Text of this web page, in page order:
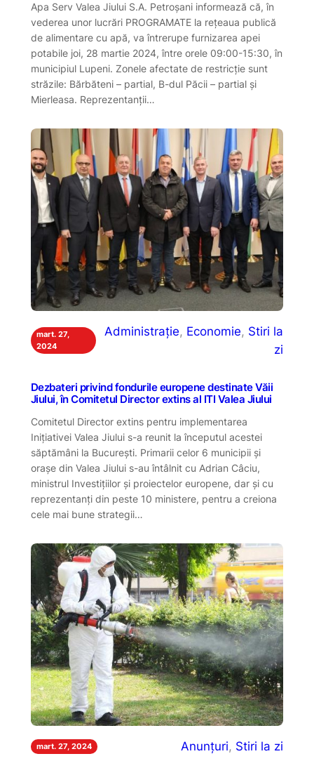
Apa Serv Valea Jiului S.A. Petroşani informează că, în
vederea unor lucrări PROGRAMATE la reţeaua publică
de alimentare cu apă, va întrerupe furnizarea apei
potabile joi, 28 martie 2024, între orele 09:00-15:30, în
municipiul Lupeni. Zonele afectate de restricție sunt
străzile: Bărbăteni – partial, B-dul Păcii – partial și
Mierleasa. Reprezentanții…
mart. 27,
2024
Administrație, Economie, Stiri la
zi
Dezbateri privind fondurile europene destinate Văii
Jiului, în Comitetul Director extins al ITI Valea Jiului
Comitetul Director extins pentru implementarea
Inițiativei Valea Jiului s-a reunit la începutul acestei
săptămâni la București. Primarii celor 6 municipii și
orașe din Valea Jiului s-au întâlnit cu Adrian Câciu,
ministrul Investițiilor și proiectelor europene, dar și cu
reprezentanți din peste 10 ministere, pentru a creiona
cele mai bune strategii…
mart. 27, 2024 Anunțuri, Stiri la zi